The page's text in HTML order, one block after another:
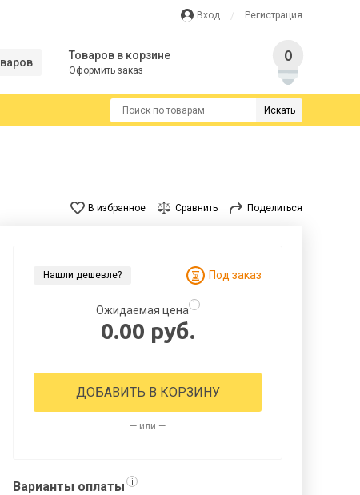
Вход Регистрация
Товаров в корзине
Оформить заказ
0
Искать
В избранное Сравнить Поделиться
Нашли дешевле? Под заказ
Ожидаемая цена i
0.00 руб.
ДОБАВИТЬ В КОРЗИНУ
— или —
Варианты оплаты i